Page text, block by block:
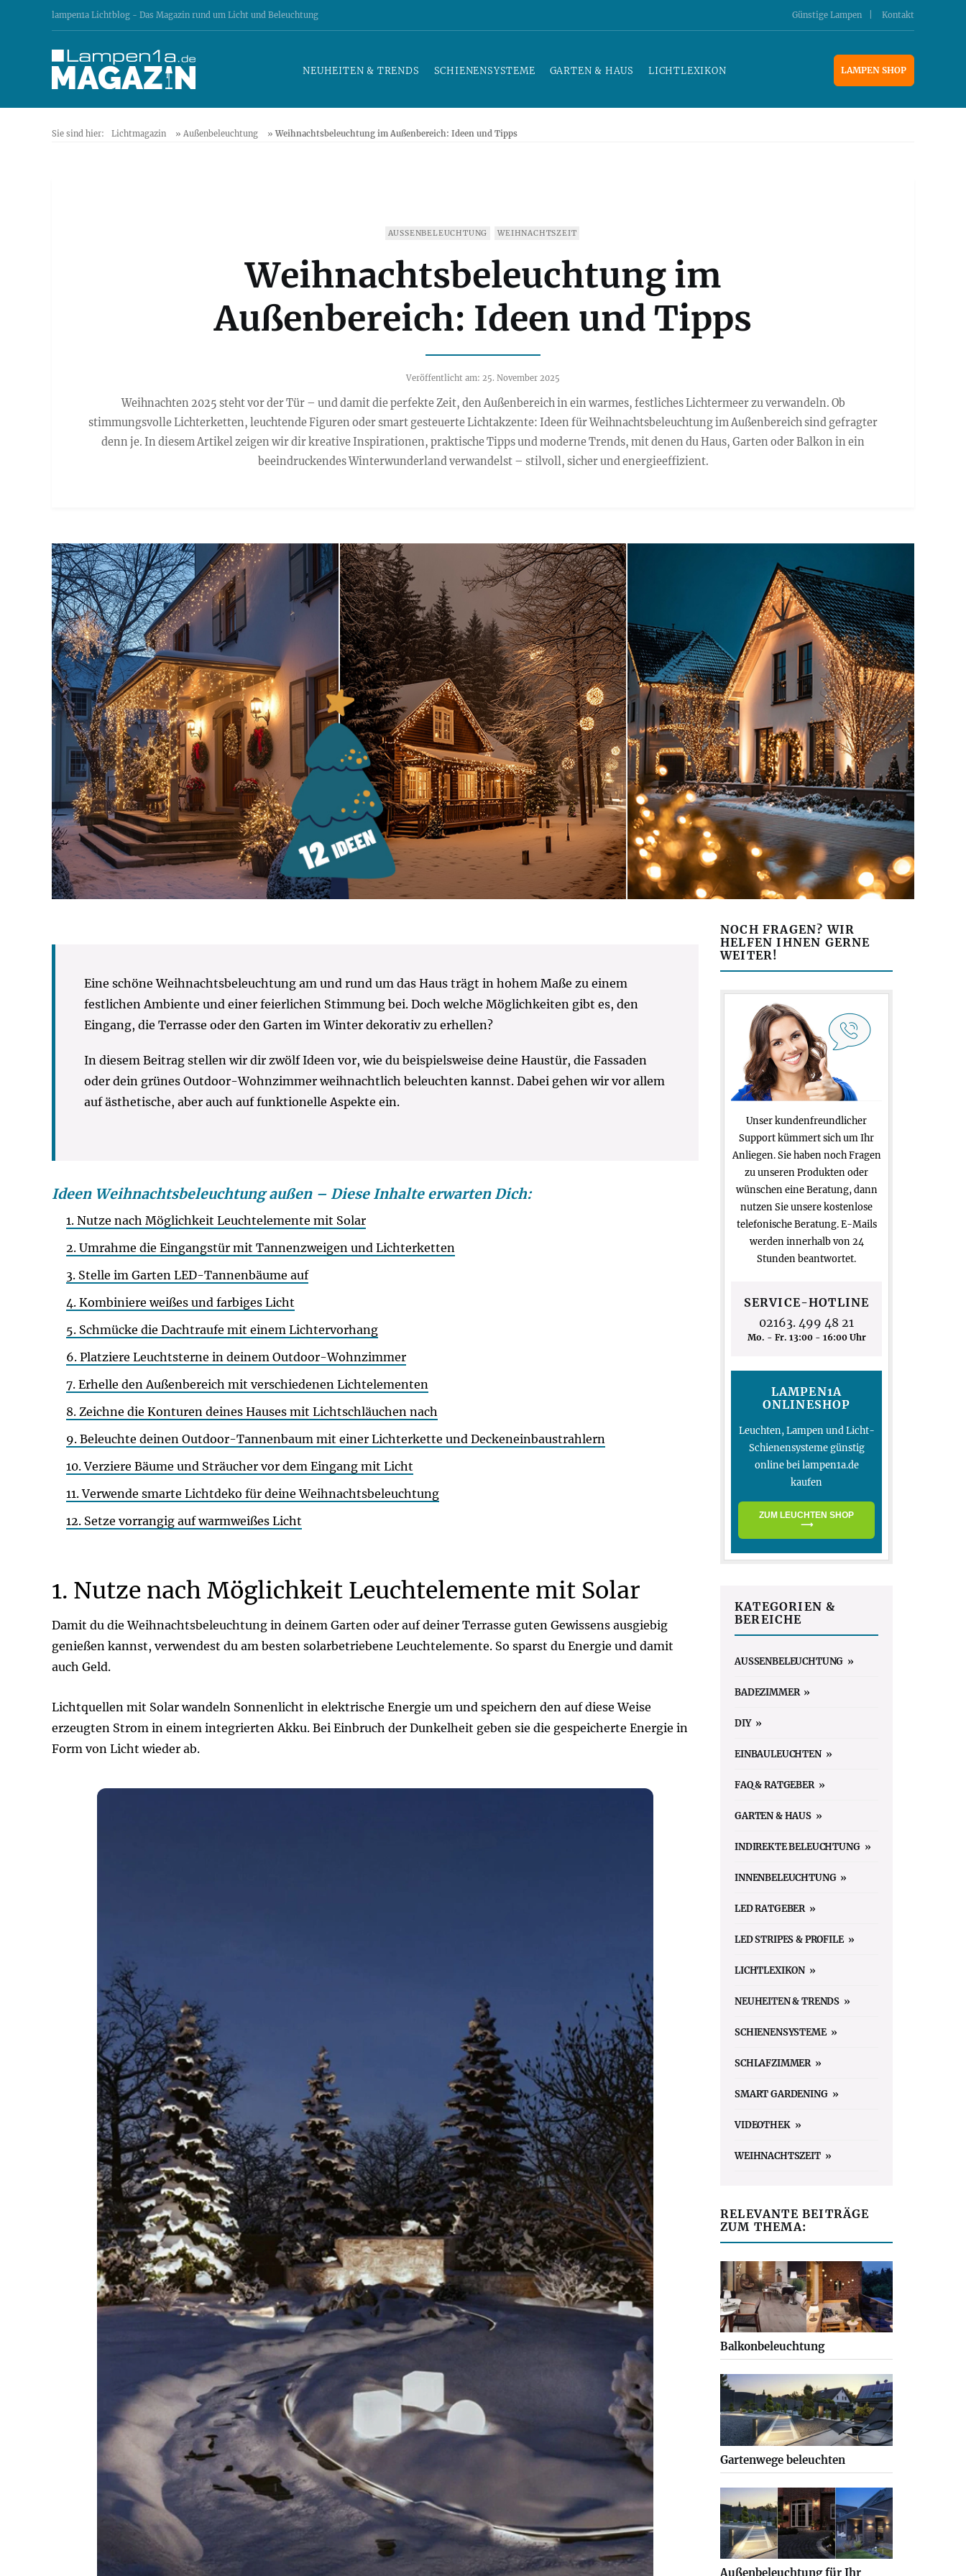
lampen1a Lichtblog - Das Magazin rund um Licht und Beleuchtung Günstige Lampen Kontakt
NEUHEITEN & TRENDS SCHIENENSYSTEME GARTEN & HAUS LICHTLEXIKON LAMPEN SHOP
Sie sind hier: Lichtmagazin » Außenbeleuchtung »Weihnachtsbeleuchtung im Außenbereich: Ideen und Tipps
AUSSENBELEUCHTUNG WEIHNACHTSZEIT
Weihnachtsbeleuchtung im
Außenbereich: Ideen und Tipps
Veröffentlicht am: 25. November 2025
Weihnachten 2025 steht vor der Tür – und damit die perfekte Zeit, den Außenbereich in ein warmes, festliches Lichtermeer zu verwandeln. Ob
stimmungsvolle Lichterketten, leuchtende Figuren oder smart gesteuerte Lichtakzente: Ideen für Weihnachtsbeleuchtung im Außenbereich sind gefragter
denn je. In diesem Artikel zeigen wir dir kreative Inspirationen, praktische Tipps und moderne Trends, mit denen du Haus, Garten oder Balkon in ein
beeindruckendes Winterwunderland verwandelst – stilvoll, sicher und energieeffizient.
Eine schöne Weihnachtsbeleuchtung am und rund um das Haus trägt in hohem Maße zu einem
festlichen Ambiente und einer feierlichen Stimmung bei. Doch welche Möglichkeiten gibt es, den
Eingang, die Terrasse oder den Garten im Winter dekorativ zu erhellen?
In diesem Beitrag stellen wir dir zwölf Ideen vor, wie du beispielsweise deine Haustür, die Fassaden
oder dein grünes Outdoor-Wohnzimmer weihnachtlich beleuchten kannst. Dabei gehen wir vor allem
auf ästhetische, aber auch auf funktionelle Aspekte ein.
Ideen Weihnachtsbeleuchtung außen – Diese Inhalte erwarten Dich:
1. Nutze nach Möglichkeit Leuchtelemente mit Solar
2. Umrahme die Eingangstür mit Tannenzweigen und Lichterketten
3. Stelle im Garten LED-Tannenbäume auf
4. Kombiniere weißes und farbiges Licht
5. Schmücke die Dachtraufe mit einem Lichtervorhang
6. Platziere Leuchtsterne in deinem Outdoor-Wohnzimmer
7. Erhelle den Außenbereich mit verschiedenen Lichtelementen
8. Zeichne die Konturen deines Hauses mit Lichtschläuchen nach
9. Beleuchte deinen Outdoor-Tannenbaum mit einer Lichterkette und Deckeneinbaustrahlern
10. Verziere Bäume und Sträucher vor dem Eingang mit Licht
11. Verwende smarte Lichtdeko für deine Weihnachtsbeleuchtung
12. Setze vorrangig auf warmweißes Licht
1. Nutze nach Möglichkeit Leuchtelemente mit Solar
Damit du die Weihnachtsbeleuchtung in deinem Garten oder auf deiner Terrasse guten Gewissens ausgiebig
genießen kannst, verwendest du am besten solarbetriebene Leuchtelemente. So sparst du Energie und damit
auch Geld.
Lichtquellen mit Solar wandeln Sonnenlicht in elektrische Energie um und speichern den auf diese Weise
erzeugten Strom in einem integrierten Akku. Bei Einbruch der Dunkelheit geben sie die gespeicherte Energie in
Form von Licht wieder ab.
NOCH FRAGEN? WIR
HELFEN IHNEN GERNE
WEITER!
Unser kundenfreundlicher
Support kümmert sich um Ihr
Anliegen. Sie haben noch Fragen
zu unseren Produkten oder
wünschen eine Beratung, dann
nutzen Sie unsere kostenlose
telefonische Beratung. E-Mails
werden innerhalb von 24
Stunden beantwortet.
SERVICE-HOTLINE
02163. 499 48 21
Mo. - Fr. 13:00 - 16:00 Uhr
LAMPEN1A
ONLINESHOP
Leuchten, Lampen und Licht-
Schienensysteme günstig
online bei lampen1a.de
kaufen
ZUM LEUCHTEN SHOP
⟶
KATEGORIEN &
BEREICHE
AUSSENBELEUCHTUNG
BADEZIMMER
DIY
EINBAULEUCHTEN
FAQ & RATGEBER
GARTEN & HAUS
INDIREKTE BELEUCHTUNG
INNENBELEUCHTUNG
LED RATGEBER
LED STRIPES & PROFILE
LICHTLEXIKON
NEUHEITEN & TRENDS
SCHIENENSYSTEME
SCHLAFZIMMER
SMART GARDENING
VIDEOTHEK
WEIHNACHTSZEIT
RELEVANTE BEITRÄGE
ZUM THEMA:
Balkonbeleuchtung
Gartenwege beleuchten
Außenbeleuchtung für Ihr